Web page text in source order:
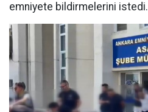
emniyete bildirmelerini istedi.